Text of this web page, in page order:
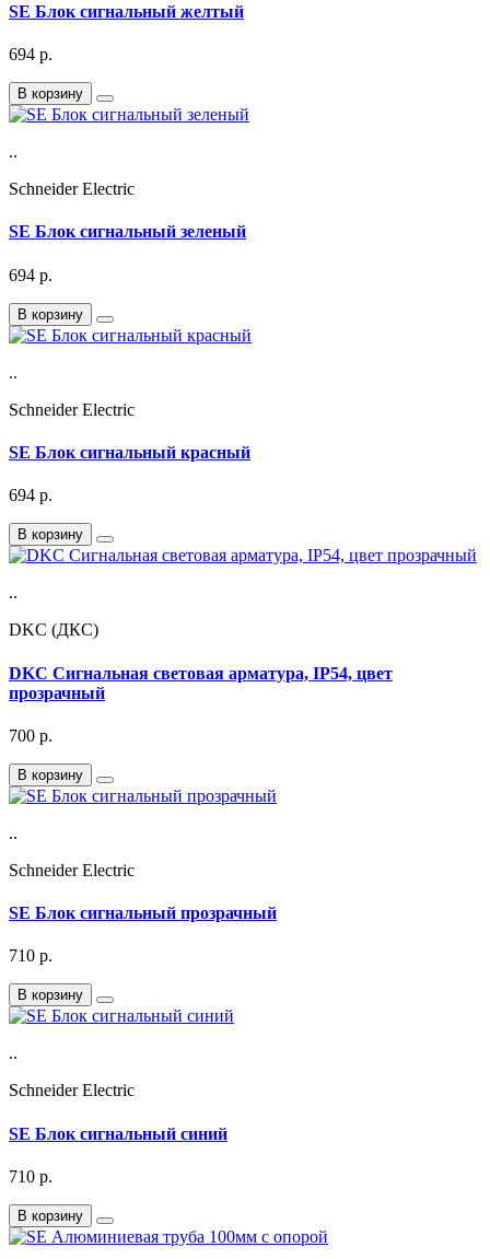
SE Блок сигнальный желтый
694 р.
В корзину
..
Schneider Electric
SE Блок сигнальный зеленый
694 р.
В корзину
..
Schneider Electric
SE Блок сигнальный красный
694 р.
В корзину
..
DKC (ДКС)
DKC Сигнальная световая арматура, IP54, цвет
прозрачный
700 р.
В корзину
..
Schneider Electric
SE Блок сигнальный прозрачный
710 р.
В корзину
..
Schneider Electric
SE Блок сигнальный синий
710 р.
В корзину